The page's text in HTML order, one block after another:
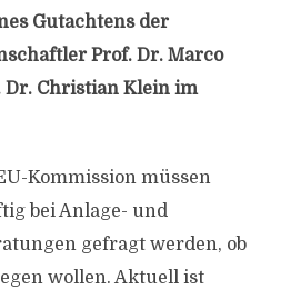
Gutachtens der
Prof. Dr. Marco
Dr. Christian Klein im
Kommission müssen
bei Anlage- und
gefragt werden, ob
wollen. Aktuell ist